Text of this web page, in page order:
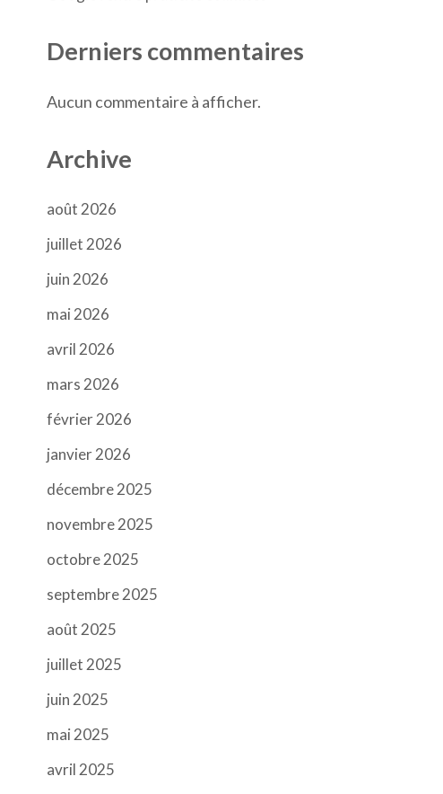
Derniers commentaires
Aucun commentaire à afficher.
Archive
août 2026
juillet 2026
juin 2026
mai 2026
avril 2026
mars 2026
février 2026
janvier 2026
décembre 2025
novembre 2025
octobre 2025
septembre 2025
août 2025
juillet 2025
juin 2025
mai 2025
avril 2025